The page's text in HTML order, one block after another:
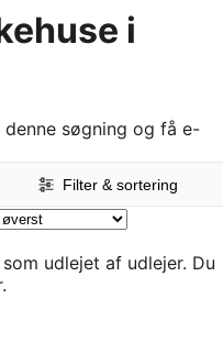
i
søgning og få e-
Filter & sortering
udlejet af udlejer. Du